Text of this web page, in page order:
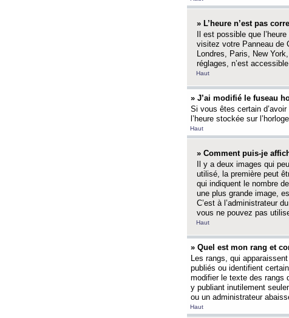
» L’heure n’est pas
Il est possible que
visitez votre Panneau de
Londres, Paris, New
réglages, n’est
Haut
» J’ai modifié le fuseau
Si vous êtes certain d’avoir
l’heure stockée sur
Haut
» Comment puis-je
Il y a deux images qui
utilisé, la première peut
qui indiquent le nombre
une plus grande image,
C’est à l’administrateur
vous ne pouvez pas
Haut
» Quel est mon rang et
Les rangs, qui
publiés ou identifient
modifier le texte des rangs
y publiant inutilement
ou un administrateur
Haut